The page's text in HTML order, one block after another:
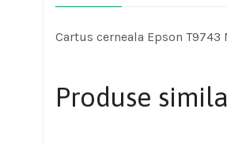
Cartus cerneala Epson
Produse